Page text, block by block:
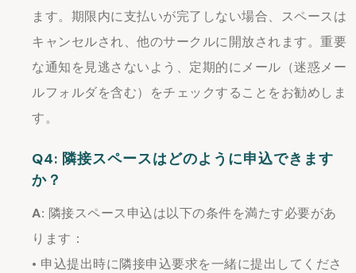
ます。期限内に支払いが完了しない場合、スペースは
キャンセルされ、他のサークルに開放されます。重要
な通知を見逃さないよう、定期的にメール（迷惑メー
ルフォルダを含む）をチェックすることをお勧めしま
す。
Q4: 隣接スペースはどのように申込できます
か？
A: 隣接スペース申込は以下の条件を満たす必要があ
ります：
• 申込提出時に隣接申込要求を一緒に提出してくださ